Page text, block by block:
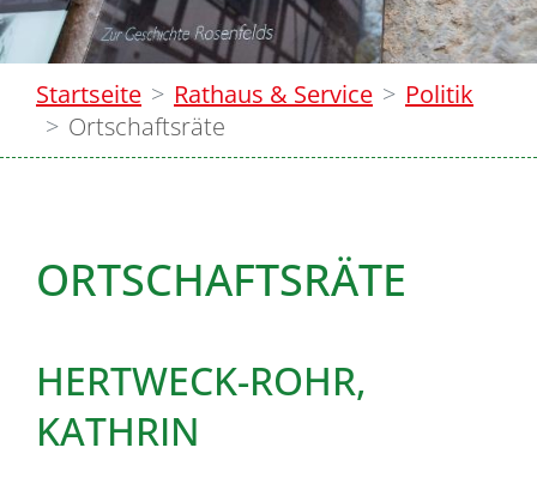
Startseite Rathaus & Service
Politik
Ortschaftsräte
ORTSCHAFTSRÄTE
HERTWECK-ROHR,
KATHRIN